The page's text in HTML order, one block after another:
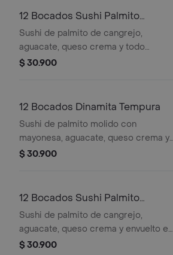
12 Bocados Sushi Palmito
Tempura
Sushi de palmito de cangrejo,
aguacate, queso crema y todo
tempurizado.
$ 30.900
12 Bocados Dinamita Tempura
Sushi de palmito molido con
mayonesa, aguacate, queso crema y
todo tempurizado.
$ 30.900
12 Bocados Sushi Palmito
Maduro
Sushi de palmito de cangrejo,
aguacate, queso crema y envuelto en
plátano maduro.
$ 30.900